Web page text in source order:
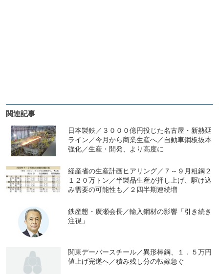
関連記事
日本製鉄／３０００億円投じた名古屋・新熱延
ライン／今月から商業生産へ／自動車鋼板抜本
強化／生産・開発、より高度に
経産省の生産計画ヒアリング／７～９月粗鋼２
１２０万トン／半製品生産が押し上げ、駆け込
み需要の可能性も／２四半期連続増
鉄産懇・廣瀬会長／輸入鋼材の影響「引き続き
注視」
関東デーバースチール／異形棒鋼、１．５万円
値上げ完遂へ／積み残し分の転嫁急ぐ